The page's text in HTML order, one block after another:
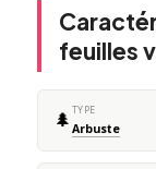
feuilles
🌲 TYPE
Arbuste